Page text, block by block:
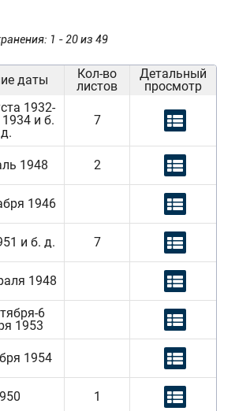
1 - 20 из 49
даты
Кол-во
листов
Детальный
просмотр
1932-
и б.
д.
7
1948 2
1946
и б. д. 7
1948
6
1953
1954
1